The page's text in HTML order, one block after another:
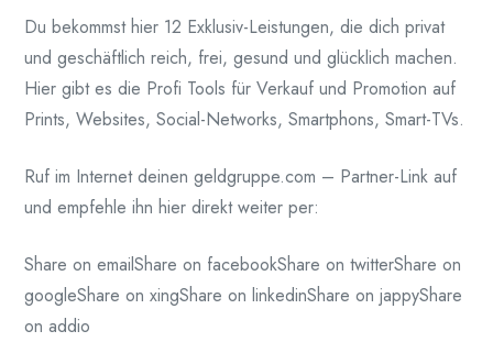
Du bekommst hier 12 Exklusiv-Leistungen, die dich privat
und geschäftlich reich, frei, gesund und glücklich machen.
Hier gibt es die Profi Tools für Verkauf und Promotion auf
Prints, Websites, Social-Networks, Smartphons, Smart-TVs.
Ruf im Internet deinen geldgruppe.com – Partner-Link auf
und empfehle ihn hier direkt weiter per:
Share on emailShare on facebookShare on twitterShare on
googleShare on xingShare on linkedinShare on jappyShare
on addio